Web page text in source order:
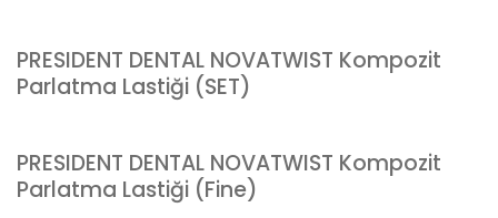
PRESIDENT DENTAL NOVATWIST Kompozit
Parlatma Lastiği (SET)
PRESIDENT DENTAL NOVATWIST Kompozit
Parlatma Lastiği (Fine)